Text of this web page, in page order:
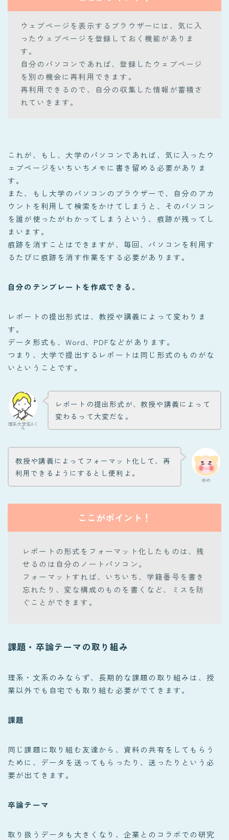
ウェブページを表示するブラウザーには、気に入
ったウェブページを登録しておく機能がありま
す。
自分のパソコンであれば、登録したウェブページ
を別の機会に再利用できます。
再利用できるので、自分の収集した情報が蓄積さ
れていきます。
これが、もし、大学のパソコンであれば、気に入ったウ
ェブページをいちいちメモに書き留める必要がありま
す。
また、もし大学のパソコンのブラウザーで、自分のアカ
ウントを利用して検索をかけてしまうと、そのパソコン
を誰が使ったがわかってしまうという、痕跡が残ってし
まいます。
痕跡を消すことはできますが、毎回、パソコンを利用す
るたびに痕跡を消す作業をする必要があります。
自分のテンプレートを作成できる。
レポートの提出形式は、教授や講義によって変わりま
す。
データ形式も、Word、PDFなどがあります。
つまり、大学で提出するレポートは同じ形式のものがな
いということです。
理系大学生Aく
ん
レポートの提出形式が、教授や講義によって
変わるって大変だな。
ゆめ
教授や講義によってフォーマット化して、再
利用できるようにするとし便利よ。
ここがポイント！
レポートの形式をフォーマット化したものは、残
せるのは自分のノートパソコン。
フォーマットすれば、いちいち、学籍番号を書き
忘れたり、変な構成のものを書くなど、ミスを防
ぐことができます。
課題・卒論テーマの取り組み
理系・文系のみならず、長期的な課題の取り組みは、授
業以外でも自宅でも取り組む必要がでてきます。
課題
同じ課題に取り組む友達から、資料の共有をしてもらう
ために、データを送ってもらったり、送ったりという必
要が出てきます。
卒論テーマ
取り扱うデータも大きくなり、企業とのコラボでの研究